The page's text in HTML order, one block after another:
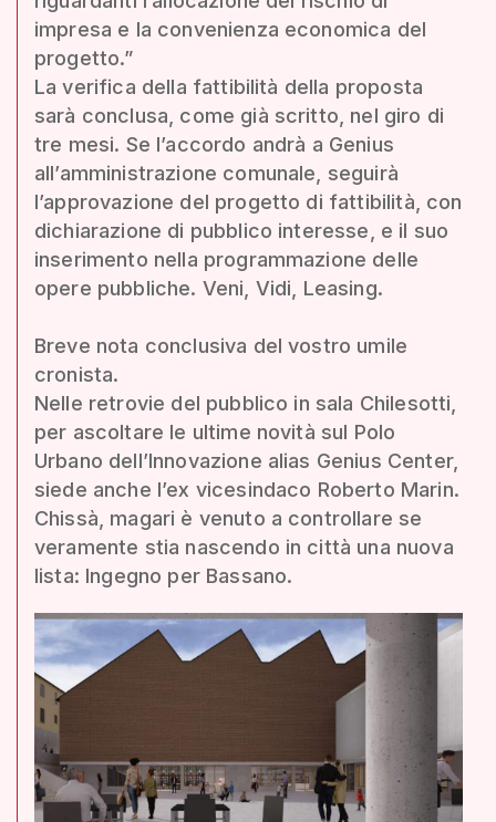
impresa e la convenienza economica del
progetto.”
La verifica della fattibilità della proposta
sarà conclusa, come già scritto, nel giro di
tre mesi. Se l’accordo andrà a Genius
all’amministrazione comunale, seguirà
l’approvazione del progetto di fattibilità, con
dichiarazione di pubblico interesse, e il suo
inserimento nella programmazione delle
opere pubbliche. Veni, Vidi, Leasing.
Breve nota conclusiva del vostro umile
cronista.
Nelle retrovie del pubblico in sala Chilesotti,
per ascoltare le ultime novità sul Polo
Urbano dell’Innovazione alias Genius Center,
siede anche l’ex vicesindaco Roberto Marin.
Chissà, magari è venuto a controllare se
veramente stia nascendo in città una nuova
lista: Ingegno per Bassano.